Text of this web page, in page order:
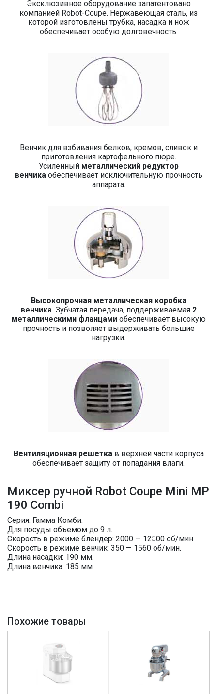
Эксклюзивное оборудование запатентовано
компанией Robot-Coupe. Нержавеющая сталь, из
которой изготовлены трубка, насадка и нож
обеспечивает особую долговечность.
Венчик для взбивания белков, кремов, сливок и
приготовления картофельного пюре.
Усиленный металлический редуктор
венчикаобеспечивает исключительную прочность
аппарата.
Высокопрочная металлическая коробка
венчика.Зубчатая передача, поддерживаемая 2
металлическими фланцамиобеспечивает высокую
прочность и позволяет выдерживать большие
нагрузки.
Вентиляционная решетка в верхней части корпуса
обеспечивает защиту от попадания влаги.
Миксер ручной Robot Coupe Mini MP
190 Combi
Серия: Гамма Комби.
Для посуды объемом до 9 л.
Скорость в режиме блендер: 2000 — 12500 об/мин.
Скорость в режиме венчик: 350 — 1560 об/мин.
Длина насадки: 190 мм.
Длина венчика: 185 мм.
Похожие товары